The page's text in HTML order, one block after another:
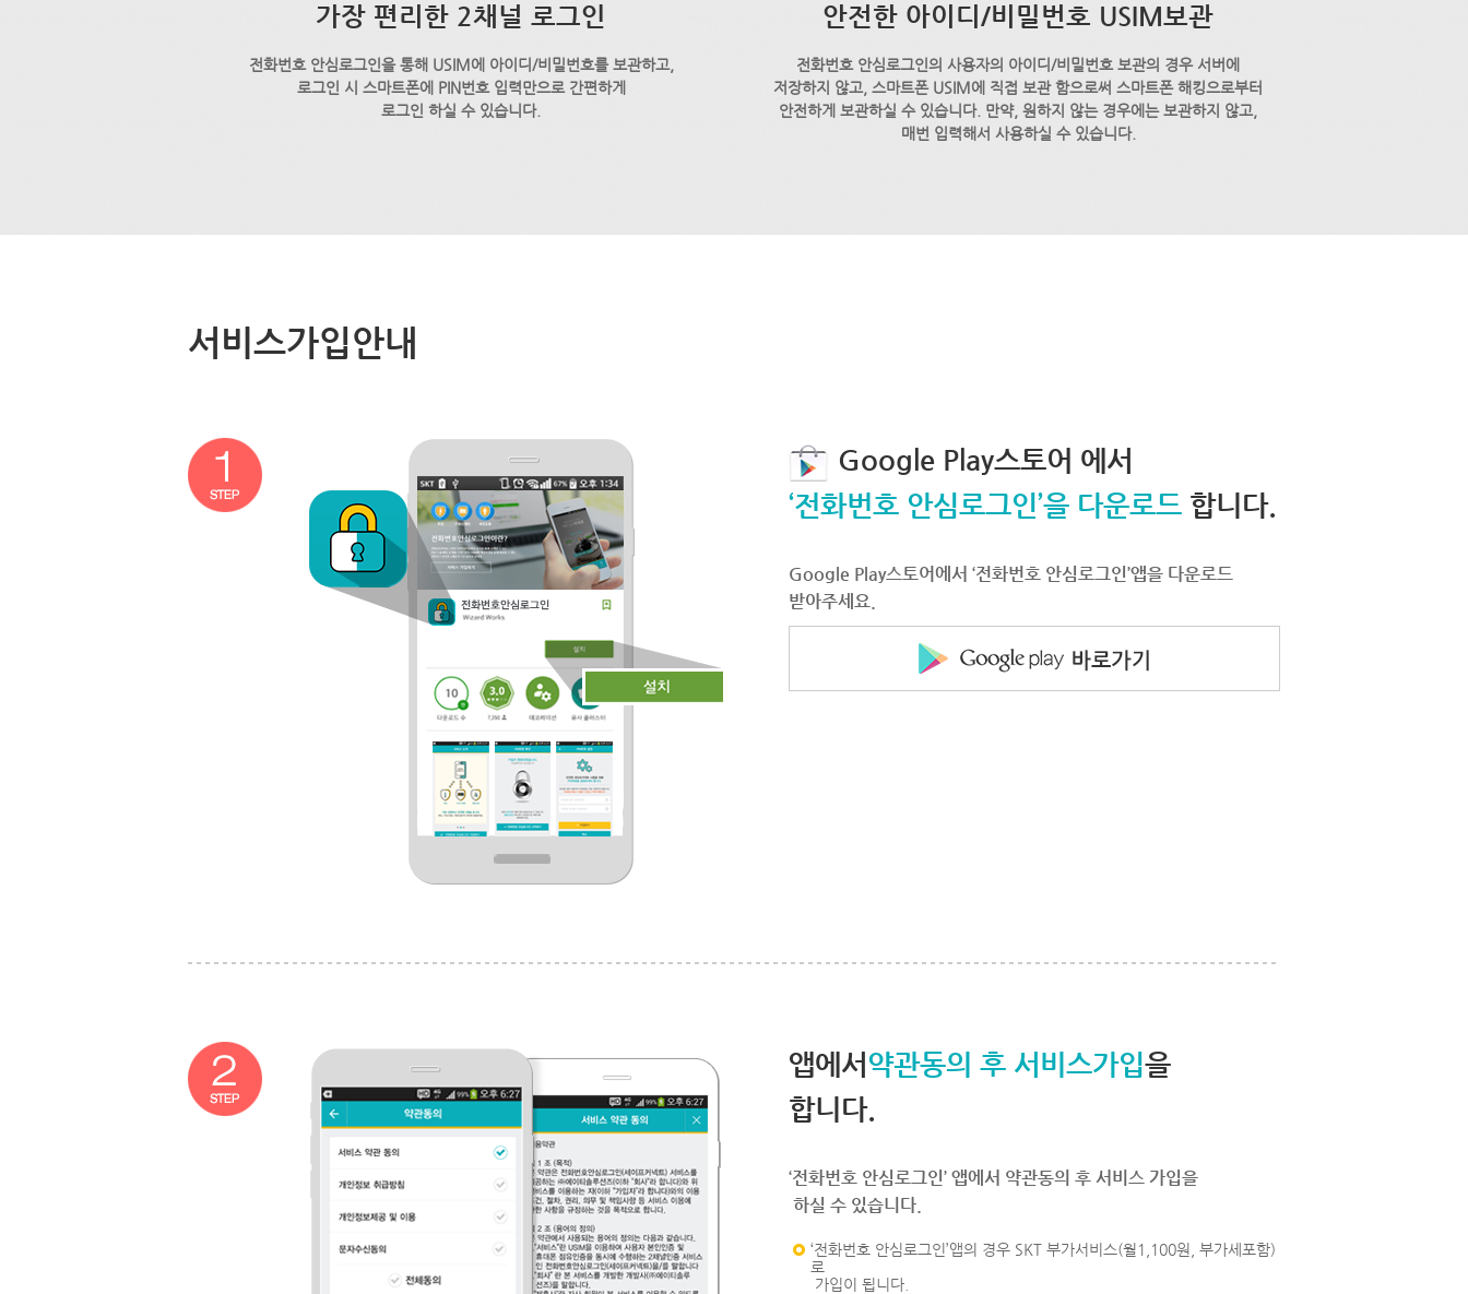
가장 편리한 2채널 로그인
전화번호 안심로그인을 통해 USIM에 아이디/비밀번호를 보관하고,
로그인 시 스마트폰에 PIN번호 입력만으로 간편하게
로그인 하실 수 있습니다.
안전한 아이디/비밀번호 USIM보관
전화번호 안심로그인의 사용자의 아이디/비밀번호 보관의 경우 서버에
저장하지 않고, 스마트폰 USIM에 직접 보관 함으로써 스마트폰 해킹으로부터
안전하게 보관하실 수 있습니다. 만약, 원하지 않는 경우에는 보관하지 않고,
매번 입력해서 사용하실 수 있습니다.
서비스가입안내
Google Play스토어 에서
‘전화번호 안심로그인’을 다운로드 합니다.
Google Play스토어에서 ‘전화번호 안심로그인’앱을 다운로드
받아주세요.
앱에서 약관동의 후 서비스가입을
합니다.
‘전화번호 안심로그인’ 앱에서 약관동의 후 서비스 가입을
하실 수 있습니다.
‘전화번호 안심로그인’앱의 경우 SKT 부가서비스(월1,100원, 부가세포함)
로
가입이 됩니다.